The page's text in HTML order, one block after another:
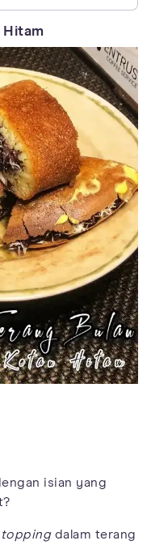
Hitam
isian yang
topping dalam terang